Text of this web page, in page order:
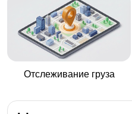
Отслеживание груза